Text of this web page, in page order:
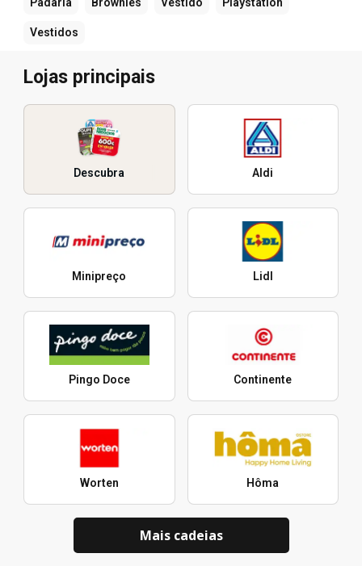
Padaria Brownies Vestido Playstation
Vestidos
Lojas principais
Descubra Aldi
Minipreço Lidl
Pingo Doce Continente
Worten Hôma
Mais cadeias